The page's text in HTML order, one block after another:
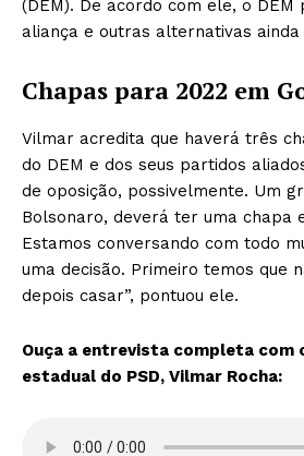
(DEM). De acordo com ele, o
aliança e outras alternativas ainda
Chapas para 2022 em
Vilmar acredita que haverá três
do DEM e dos seus partidos
de oposição, possivelmente. Um
Bolsonaro, deverá ter uma chapa
Estamos conversando com todo
uma decisão. Primeiro temos que
depois casar”, pontuou ele.
Ouça a entrevista completa com
estadual do PSD, Vilmar Rocha: